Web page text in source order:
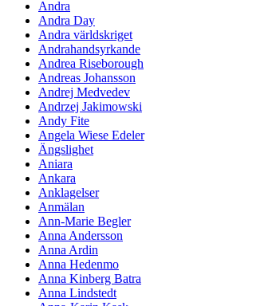
Andra
Andra Day
Andra världskriget
Andrahandsyrkande
Andrea Riseborough
Andreas Johansson
Andrej Medvedev
Andrzej Jakimowski
Andy Fite
Angela Wiese Edeler
Ängslighet
Aniara
Ankara
Anklagelser
Anmälan
Ann-Marie Begler
Anna Andersson
Anna Ardin
Anna Hedenmo
Anna Kinberg Batra
Anna Lindstedt